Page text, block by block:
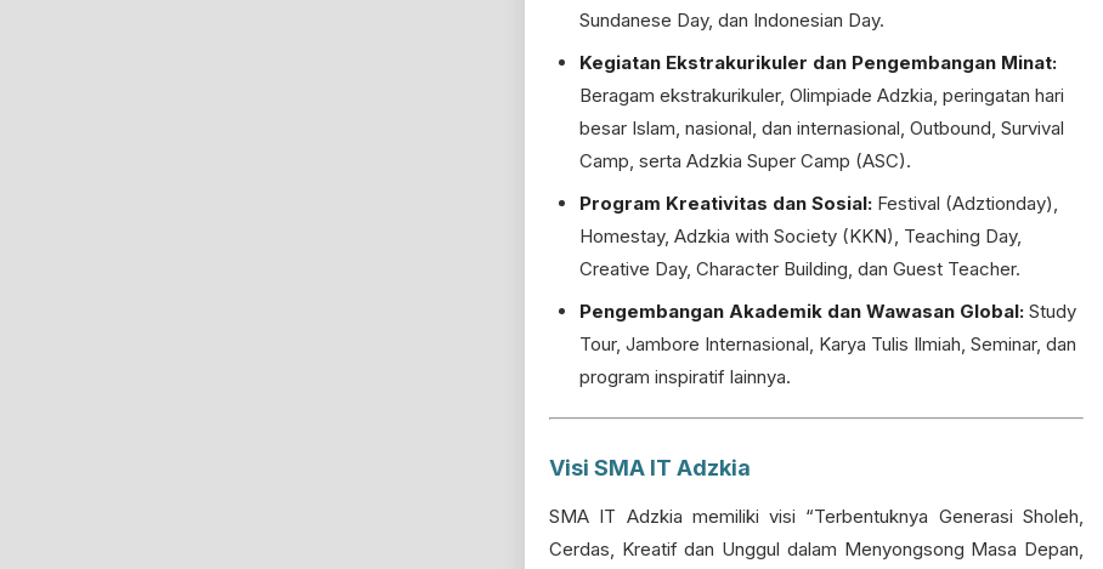
Sundanese Day, dan Indonesian Day.
Kegiatan Ekstrakurikuler dan Pengembangan Minat:
Beragam ekstrakurikuler, Olimpiade Adzkia, peringatan hari
besar Islam, nasional, dan internasional, Outbound, Survival
Camp, serta Adzkia Super Camp (ASC).
Program Kreativitas dan Sosial: Festival (Adztionday),
Homestay, Adzkia with Society (KKN), Teaching Day,
Creative Day, Character Building, dan Guest Teacher.
Pengembangan Akademik dan Wawasan Global: Study
Tour, Jambore Internasional, Karya Tulis Ilmiah, Seminar, dan
program inspiratif lainnya.
Visi SMA IT Adzkia
SMA IT Adzkia memiliki visi “Terbentuknya Generasi Sholeh,
Cerdas, Kreatif dan Unggul dalam Menyongsong Masa Depan,